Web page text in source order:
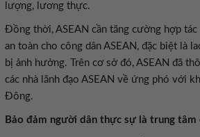
lượng, lương thực.
Đồng thời, ASEAN cần tăng cường hợp tác
an toàn cho công dân ASEAN, đặc biệt là
bị ảnh hưởng. Trên cơ sở đó, ASEAN đã
các nhà lãnh đạo ASEAN về ứng phó với
Đông.
Bảo đảm người dân thực sự là trung tâm